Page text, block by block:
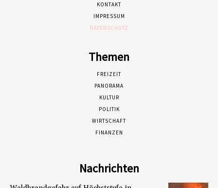
KONTAKT
IMPRESSUM
DATENSCHUTZ
Themen
FREIZEIT
PANORAMA
KULTUR
POLITIK
WIRTSCHAFT
FINANZEN
Nachrichten